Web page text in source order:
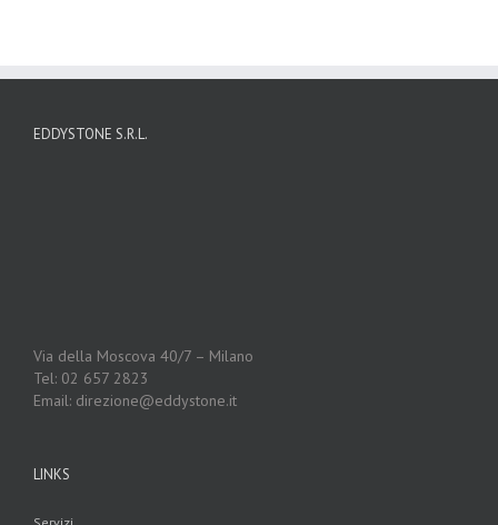
EDDYSTONE S.R.L.
Via della Moscova 40/7 – Milano
Tel: 02 657 2823
Email: direzione@eddystone.it
LINKS